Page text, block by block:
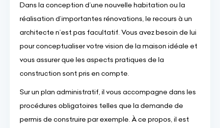
Dans la conception d’une nouvelle habitation ou la
réalisation d’importantes rénovations, le recours à un
architecte n’est pas facultatif. Vous avez besoin de lui
pour conceptualiser votre vision de la maison idéale et
vous assurer que les aspects pratiques de la
construction sont pris en compte.
Sur un plan administratif, il vous accompagne dans les
procédures obligatoires telles que la demande de
permis de construire par exemple. À ce propos, il est